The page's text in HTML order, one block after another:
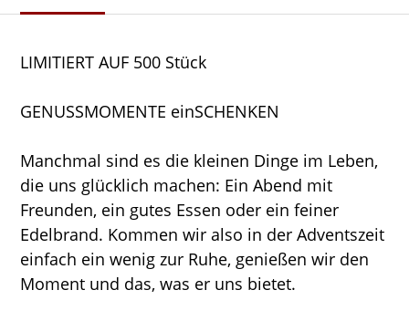
LIMITIERT AUF 500 Stück
GENUSSMOMENTE einSCHENKEN
Manchmal sind es die kleinen Dinge im Leben,
die uns glücklich machen: Ein Abend mit
Freunden, ein gutes Essen oder ein feiner
Edelbrand. Kommen wir also in der Adventszeit
einfach ein wenig zur Ruhe, genießen wir den
Moment und das, was er uns bietet.